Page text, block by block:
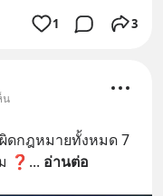
1 3
น
ดกฎหมายทั้งหมด 7
❓ ... อ่านต่อ